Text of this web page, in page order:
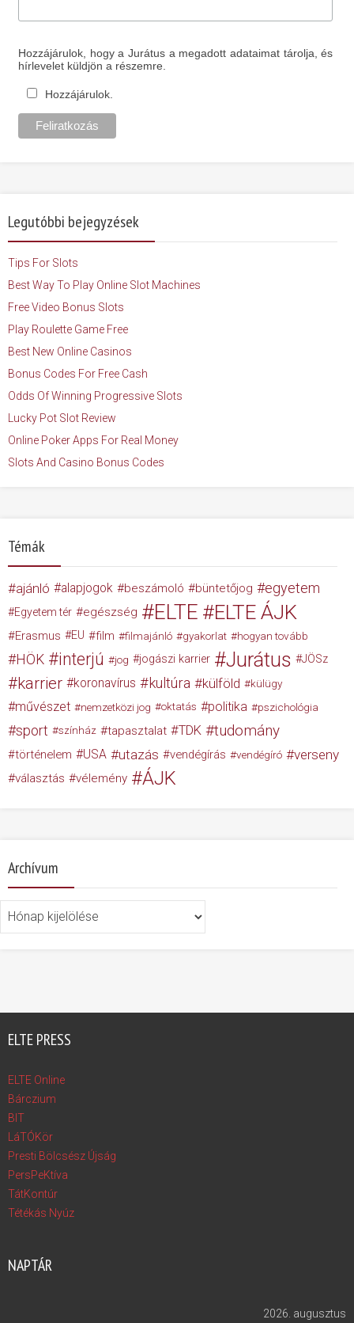
Hozzájárulok, hogy a Jurátus a megadott adataimat tárolja, és
hírlevelet küldjön a részemre.
Hozzájárulok.
Legutóbbi bejegyzések
Tips For Slots
Best Way To Play Online Slot Machines
Free Video Bonus Slots
Play Roulette Game Free
Best New Online Casinos
Bonus Codes For Free Cash
Odds Of Winning Progressive Slots
Lucky Pot Slot Review
Online Poker Apps For Real Money
Slots And Casino Bonus Codes
Témák
ajánló alapjogok beszámoló büntetőjog egyetem
Egyetem tér egészség ELTE ELTE ÁJK
Erasmus EU film filmajánló gyakorlat hogyan tovább
HÖK interjú jog jogászi karrier Jurátus JÖSz
karrier koronavírus kultúra külföld külügy
művészet nemzetközi jog oktatás politika pszichológia
sport színház tapasztalat TDK tudomány
történelem USA utazás vendégírás vendégíró verseny
választás vélemény ÁJK
Archívum
Archívum
ELTE PRESS
ELTE Online
Bárczium
BIT
LáTÓKör
Presti Bölcsész Újság
PersPeKtíva
TátKontúr
Tétékás Nyúz
NAPTÁR
2026. augusztus